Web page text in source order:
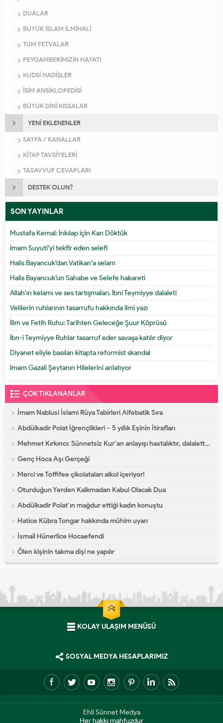
DUALAR
BÜYÜK İSLAM İLMİHALİ
TÜM FETVALAR
PEYGAMBERİMİZİN HAYATI
KUDSİ HADİSLER
İSİM ANSİKLOPEDİSİ
BÜYÜK DİNİ KISSALAR
YENİ EKLENENLER
SAYFA / KANALLAR
KİTAP TAVSİYELERİ
TASAVVUF CEVAPLARI
DESTEK OLUN?
SON YAYINLAR
Mustafa Kemal: İnkılap için Kan Döktük
İmam Suyuti’yi tekfir eden selefi
Halis Bayancuk’dan Vatikan’a selam
Halis Bayancuk’un Sahabe ve Selefe hakareti
Allah’ın kelamı ve ses tartışmaları. İbni Teymiyye dalaleti
Velilerin ruhlarının tasarrufu hakkında ilmi yazı
İlim ve Fetih Ruhu: Tarihten Geleceğe Şuur Köprüsü
İbn-i Teymiyye Ruhlar tasarruf eder savaşa katılır diyor
Diyanet eliyle basılan kitapta reformist skandal
İmam Gazali Şeytanın Hilelerini anlatıyor
ÇOK TIKLANANLAR
İmam Nablusi İslami Rüya Tabirleri Alfebatik Sıra
Abdülkadir Polat İğrençlikleri – 5 yıllık Eşinin İtirafları
Mehmet Kırkıncı: Sünnetsiz Kur’an anlayışı hastalıktır, dalalettir!
Genç Hoca Aşı Gerçeği
Merci ve Toffifee çikolataları alkol içeriyor!
Oturduğun Yerden Kalkmadan Kabul Olacak Dua
Abdülkadir Polat’ın mağdur ettiği kadın konuştu
Hatice Kübra Tongar hakkında mühim uyarı
İsmail Hünerlice Hocaefendi
Ölen kişinin takma dişi ne yapılır
KOLAY ULAŞIM MENÜSÜ
SOSYAL MEDYA HESAPLARIMIZ
Ehli Sünnet Medya
Her hakkı mahfuzdur